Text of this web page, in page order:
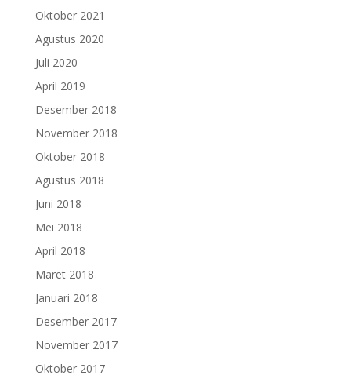
Oktober 2021
Agustus 2020
Juli 2020
April 2019
Desember 2018
November 2018
Oktober 2018
Agustus 2018
Juni 2018
Mei 2018
April 2018
Maret 2018
Januari 2018
Desember 2017
November 2017
Oktober 2017